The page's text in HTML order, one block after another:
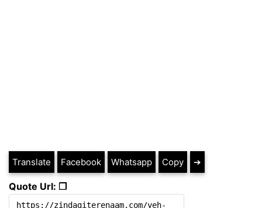
Translate Facebook Whatsapp Copy ➔
Quote Url: ❐